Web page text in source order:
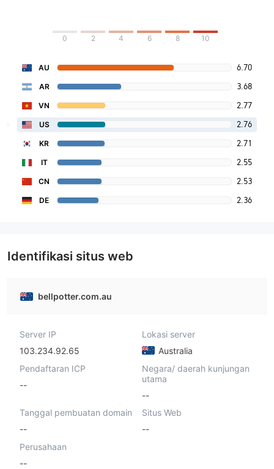
0 2 4 6 8 10
AU 6.70
AR 3.68
VN 2.77
US 2.76
KR 2.71
IT 2.55
CN 2.53
DE 2.36
Identifikasi situs web
bellpotter.com.au
Server IP
103.234.92.65
Lokasi server
Australia
Pendaftaran ICP
--
Negara/ daerah kunjungan
utama
--
Tanggal pembuatan domain
--
Situs Web
--
Perusahaan
--